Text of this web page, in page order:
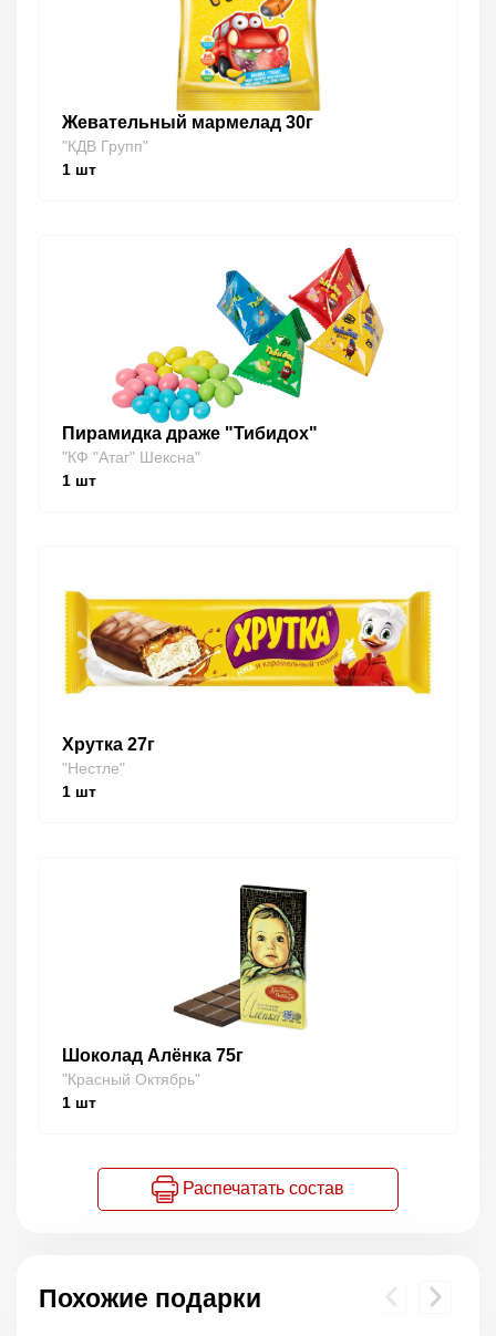
Жевательный мармелад 30г
"КДВ Групп"
1 шт
Пирамидка драже "Тибидох"
"КФ "Атаг" Шексна"
1 шт
Хрутка 27г
"Нестле"
1 шт
Шоколад Алёнка 75г
"Красный Октябрь"
1 шт
Распечатать состав
Похожие подарки